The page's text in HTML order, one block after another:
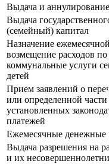
Выдача и
Выдача
(семейный) капитал
Назначение
возмещение расходов
коммунальные услуги
детей
Прием заявлений о
или определенной
установленных
платежей
Ежемесячные денежные
Выдача разрешения на
и их